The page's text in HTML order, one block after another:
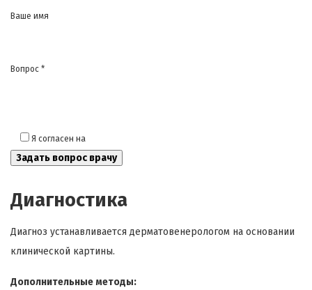
Ваше имя
Вопрос *
Я согласен на
Диагностика
Диагноз устанавливается дерматовенерологом на основании
клинической картины.
Дополнительные методы: